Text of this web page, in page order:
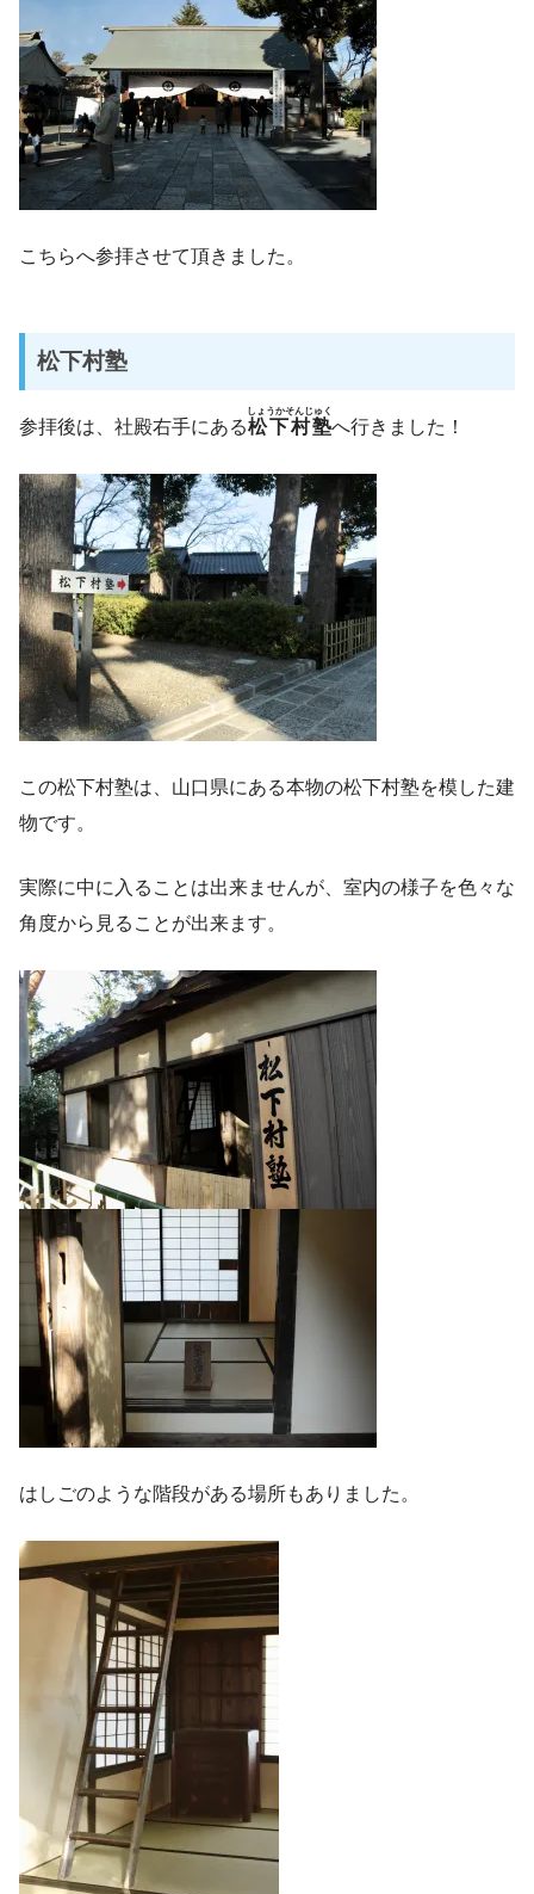
こちらへ参拝させて頂きました。
松下村塾
参拝後は、社殿右手にある松下村塾
しょうかそんじゅく
へ行きました！
この松下村塾は、山口県にある本物の松下村塾を模した建
物です。
実際に中に入ることは出来ませんが、室内の様子を色々な
角度から見ることが出来ます。
はしごのような階段がある場所もありました。